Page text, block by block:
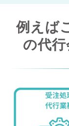
例えば
の代